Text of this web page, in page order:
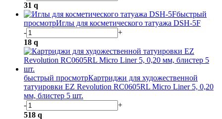
31 q
быстрый
просмотрИглы для косметического татуажа DSH-5F
-
+
18 q
быстрый просмотрКартриджи для художественной
татуировки EZ Revolution RC0605RL Micro Liner 5, 0,20
мм, блистер 5 шт.
-
+
518 q